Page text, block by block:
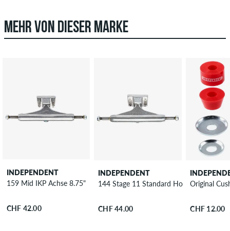
MEHR VON DIESER MARKE
INDEPENDENT
159 Mid IKP Achse 8.75"
CHF 42.00
INDEPENDENT
144 Stage 11 Standard Hollow Achse
CHF 44.00
Original
CHF 12.00